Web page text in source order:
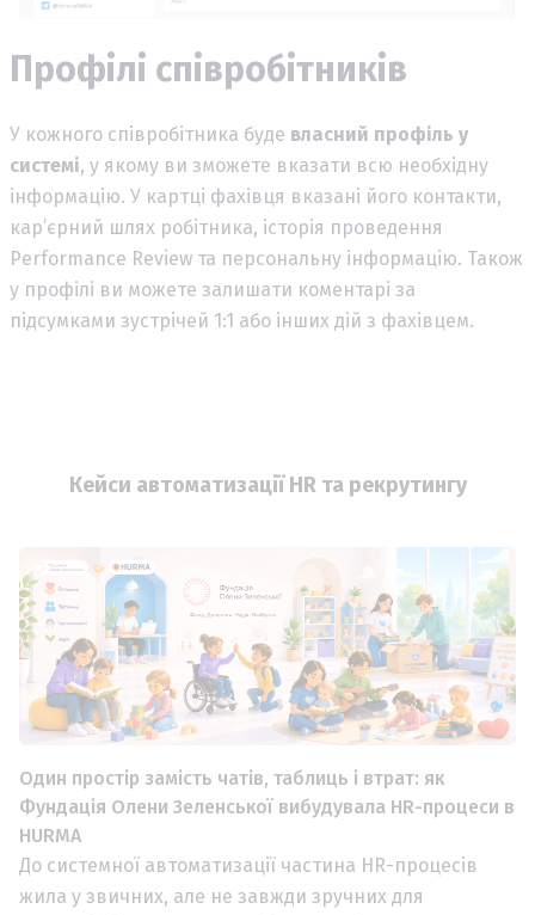
Профілі співробітників
У кожного співробітника буде власний профіль у
системі, у якому ви зможете вказати всю необхідну
інформацію. У картці фахівця вказані його контакти,
кар’єрний шлях робітника, історія проведення
Performance Review та персональну інформацію. Також
у профілі ви можете залишати коментарі за
підсумками зустрічей 1:1 або інших дій з фахівцем.
Кейси автоматизації HR та рекрутингу
Один простір замість чатів, таблиць і втрат: як
Фундація Олени Зеленської вибудувала HR-процеси в
HURMA
До системної автоматизації частина HR-процесів
жила у звичних, але не завжди зручних для